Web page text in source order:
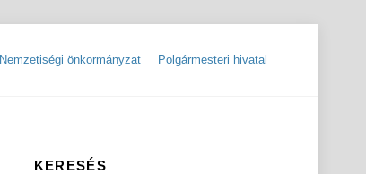
Nemzetiségi önkormányzat Polgármesteri hivatal
KERESÉS